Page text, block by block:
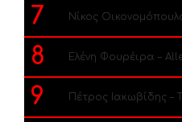
7 Νίκος
8 Ελένη Φουρέιρα –
9 Πέτρος Ιακωβίδης –